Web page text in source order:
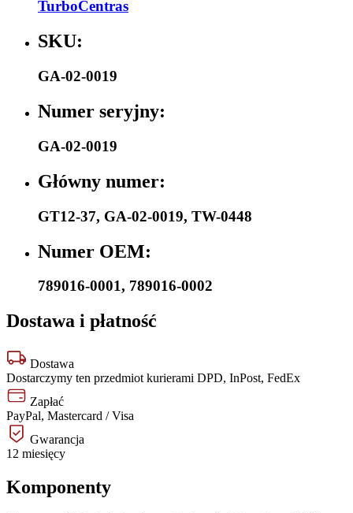
TurboCentras
SKU:
GA-02-0019
Numer seryjny:
GA-02-0019
Główny numer:
GT12-37, GA-02-0019, TW-0448
Numer OEM:
789016-0001, 789016-0002
Dostawa i płatność
Dostawa
Dostarczymy ten przedmiot kurierami DPD, InPost, FedEx
Zapłać
PayPal, Mastercard / Visa
Gwarancja
12 miesięcy
Komponenty